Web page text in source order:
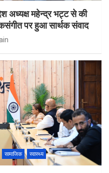
अध्यक्ष महेन्द्र भट्ट से की
पर हुआ सार्थक संवाद
सामाजिक स्वास्थ्य